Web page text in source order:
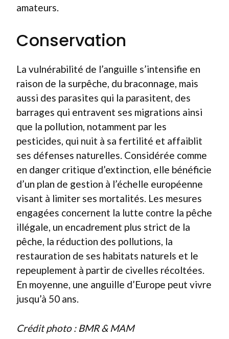
amateurs.
Conservation
La vulnérabilité de l’anguille s’intensifie en
raison de la surpêche, du braconnage, mais
aussi des parasites qui la parasitent, des
barrages qui entravent ses migrations ainsi
que la pollution, notamment par les
pesticides, qui nuit à sa fertilité et affaiblit
ses défenses naturelles. Considérée comme
en danger critique d’extinction, elle bénéficie
d’un plan de gestion à l’échelle européenne
visant à limiter ses mortalités. Les mesures
engagées concernent la lutte contre la pêche
illégale, un encadrement plus strict de la
pêche, la réduction des pollutions, la
restauration de ses habitats naturels et le
repeuplement à partir de civelles récoltées.
En moyenne, une anguille d’Europe peut vivre
jusqu’à 50 ans.
Crédit photo : BMR & MAM